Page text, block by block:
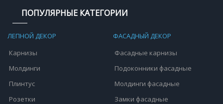
ПОПУЛЯРНЫЕ КАТЕГОРИИ
ЛЕПНОЙ ДЕКОР
Карнизы
Молдинги
Плинтус
Розетки
ФАСАДНЫЙ ДЕКОР
Фасадные карнизы
Подоконники фасадные
Молдинги фасадные
Замки фасадные